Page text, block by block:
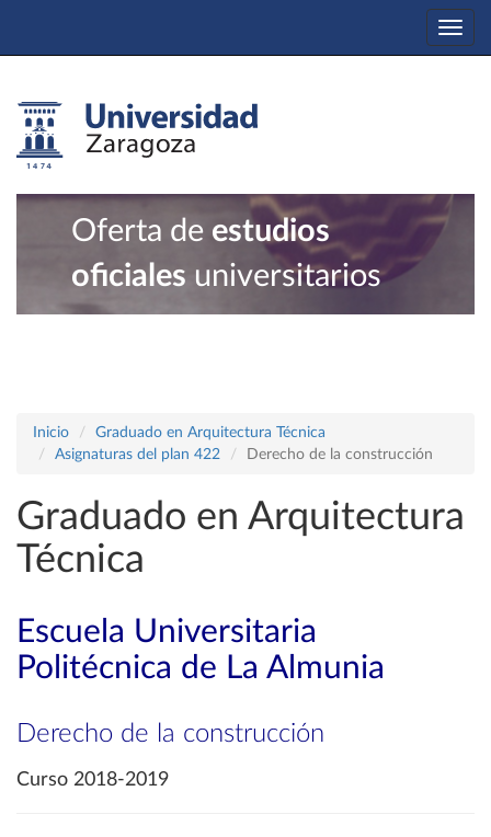
Oferta de estudios
oficiales universitarios
Inicio
Graduado en Arquitectura Técnica
Asignaturas del plan 422
Derecho de la construcción
Graduado en Arquitectura
Técnica
Escuela Universitaria
Politécnica de La Almunia
Derecho de la construcción
Curso 2018-2019